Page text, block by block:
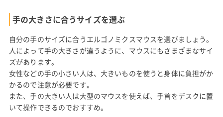
手の大きさに合うサイズを選ぶ
自分の手のサイズに合うエルゴノミクスマウスを選びましょう。
人によって手の大きさが違うように、マウスにもさまざまなサイ
ズがあります。
女性などの手の小さい人は、大きいものを使うと身体に負担がか
かるので注意が必要です。
また、手の大きい人は大型のマウスを使えば、手首をデスクに置
いて操作できるのでおすすめ。